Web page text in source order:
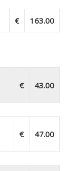
€ 163.00
€ 43.00
€ 47.00